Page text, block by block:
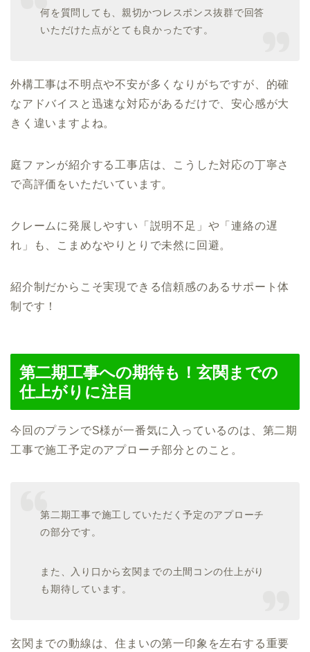
何を質問しても、親切かつレスポンス抜群で回答
いただけた点がとても良かったです。
外構工事は不明点や不安が多くなりがちですが、的確
なアドバイスと迅速な対応があるだけで、安心感が大
きく違いますよね。
庭ファンが紹介する工事店は、こうした対応の丁寧さ
で高評価をいただいています。
クレームに発展しやすい「説明不足」や「連絡の遅
れ」も、こまめなやりとりで未然に回避。
紹介制だからこそ実現できる信頼感のあるサポート体
制です！
第二期工事への期待も！玄関までの
仕上がりに注目
今回のプランでS様が一番気に入っているのは、第二期
工事で施工予定のアプローチ部分とのこと。
第二期工事で施工していただく予定のアプローチ
の部分です。
また、入り口から玄関までの土間コンの仕上がり
も期待しています。
玄関までの動線は、住まいの第一印象を左右する重要